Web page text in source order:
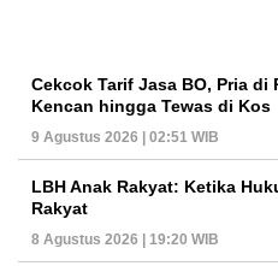
Cekcok Tarif Jasa BO, Pria di
Kencan hingga Tewas di Kos
9 Agustus 2026 | 02:51 WIB
LBH Anak Rakyat: Ketika
Rakyat
8 Agustus 2026 | 19:20 WIB